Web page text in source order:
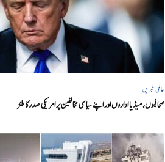
عالمی خبریں
صحافیوں، میڈیا اداروں اور اپنے سیاسی مخالفین پر امریکی صدرکا طنز